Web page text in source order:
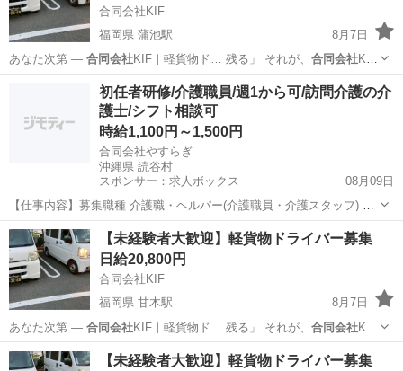
合同会社KIF
福岡県 蒲池駅
8月7日
あなた次第 ― 合同会社KIF｜軽貨物ド… 残る」 それが、 合同会社KIF
の働き方で… せんか？ ★合同会社KIFが“選ばれ… あなたの一歩を、
KIFが全力で応…
大川市 蒲池駅 ドライバー 合同会社
初任者研修/介護職員/週1から可/訪問介護の介
護士/シフト相談可
時給1,100円～1,500円
合同会社やすらぎ
沖縄県 読谷村
スポンサー：求人ボックス
08月09日
【仕事内容】募集職種 介護職・ヘルパー(介護職員・介護スタッフ) パ
ート・アルバイト 仕事内容 身体介護、食事介助、入浴介助、排泄介
助、生活援助、リネン交換、利用者宅訪問、調理 給与・手当 <給与>
時給1,100〜1,500円...
アルバイト・パート
【未経験者大歓迎】軽貨物ドライバー募集
日給20,800円
合同会社KIF
福岡県 甘木駅
8月7日
あなた次第 ― 合同会社KIF｜軽貨物ド… 残る」 それが、 合同会社KIF
の働き方で… せんか？ ★合同会社KIFが“選ばれ… あなたの一歩を、
合同会社KIFが全力で応…
福岡 朝倉市 甘木駅 ドライバー 合同会社
【未経験者大歓迎】軽貨物ドライバー募集